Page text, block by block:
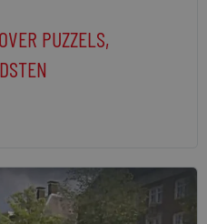
PUZZELS,